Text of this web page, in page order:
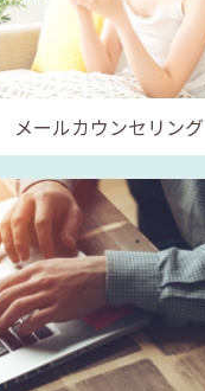
メールカウンセリング